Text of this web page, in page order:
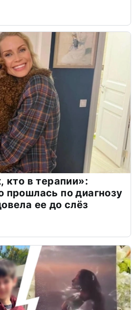
кто в терапии»:
прошлась по диагнозу
ее до слёз